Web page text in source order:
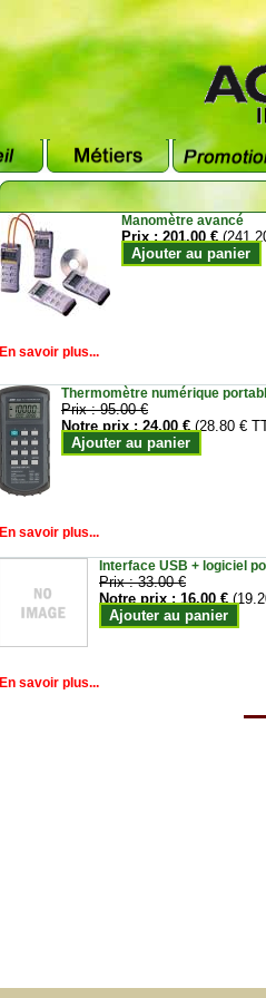
Manomètre avancé
Prix :201.00 €
Ajouter au panier
En savoir plus...
Thermomètre numérique
Prix :95.00 €
Notre prix :24.00 € (28.80 €
Ajouter au panier
En savoir plus...
Interface USB + logiciel
Prix :33.00 €
Notre prix :16.00 €
Ajouter au panier
En savoir plus...